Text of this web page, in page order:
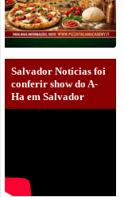
Salvador Notícias foi
conferir show do A-
Ha em Salvador